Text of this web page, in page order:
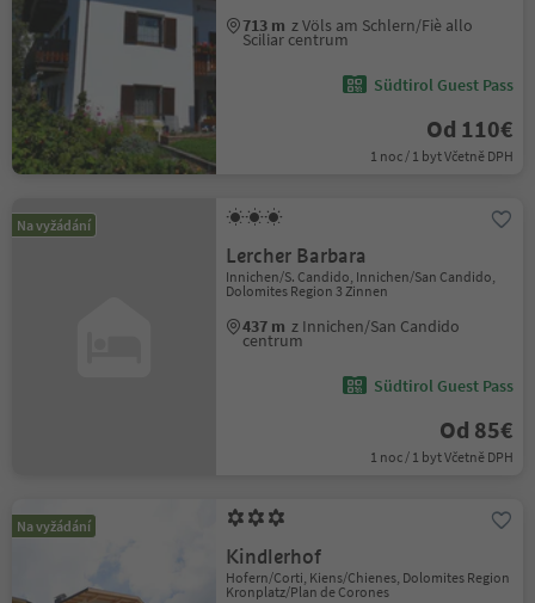
713 m z Völs am Schlern/Fiè allo
Sciliar centrum
Südtirol Guest Pass
Od 110€
1 noc / 1 byt Včetně DPH
Na vyžádání
Lercher Barbara
Innichen/S. Candido, Innichen/San Candido,
Dolomites Region 3 Zinnen
437 m z Innichen/San Candido
centrum
Südtirol Guest Pass
Od 85€
1 noc / 1 byt Včetně DPH
Na vyžádání
Kindlerhof
Hofern/Corti, Kiens/Chienes, Dolomites Region
Kronplatz/Plan de Corones